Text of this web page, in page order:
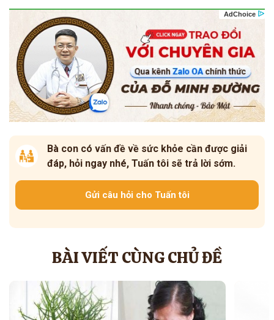
Bà con có vấn đề về sức khỏe cần được giải
đáp, hỏi ngay nhé, Tuấn tôi sẽ trả lời sớm.
Gửi câu hỏi cho Tuấn tôi
BÀI VIẾT CÙNG CHỦ ĐỀ